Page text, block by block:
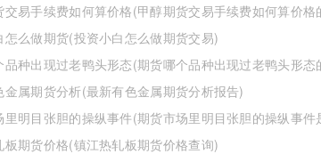
交易手续费如何算价格(甲醇期货交易手续费如何算价格
怎么做期货(投资小白怎么做期货交易)
品种出现过老鸭头形态(期货哪个品种出现过老鸭头形态
金属期货分析(最新有色金属期货分析报告)
里明目张胆的操纵事件(期货市场里明目张胆的操纵事件
板期货价格(镇江热轧板期货价格查询)